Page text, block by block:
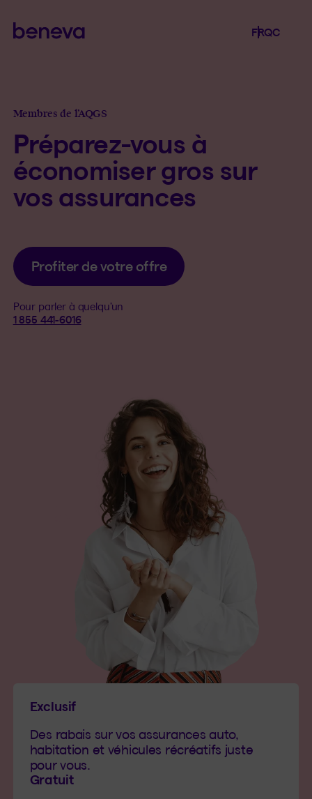
Beneva
Ouvrir
Langue
FR.Province
QC
Membres de l’AQGS
Préparez-vous à
économiser gros sur
vos assurances
Profiter de votre offre
Pour parler à quelqu’un
1 855 441-6016
Exclusif
Des rabais sur vos assurances auto,
habitation et véhicules récréatifs juste
pour vous.
Gratuit